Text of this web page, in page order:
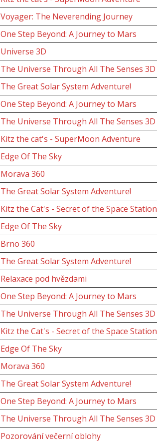
Voyager: The Neverending Journey
One Step Beyond: A Journey to Mars
Universe 3D
The Universe Through All The Senses 3D
The Great Solar System Adventure!
One Step Beyond: A Journey to Mars
The Universe Through All The Senses 3D
Kitz the cat's - SuperMoon Adventure
Edge Of The Sky
Morava 360
The Great Solar System Adventure!
Kitz the Cat's - Secret of the Space Station
Edge Of The Sky
Brno 360
The Great Solar System Adventure!
Relaxace pod hvězdami
One Step Beyond: A Journey to Mars
The Universe Through All The Senses 3D
Kitz the Cat's - Secret of the Space Station
Edge Of The Sky
Morava 360
The Great Solar System Adventure!
One Step Beyond: A Journey to Mars
The Universe Through All The Senses 3D
Pozorování večerní oblohy